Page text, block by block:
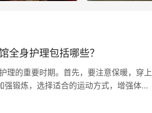
全身护理包括哪些？
理的重要时期。首先，要注意保暖，穿上
锻炼，选择适合的运动方式，增强体